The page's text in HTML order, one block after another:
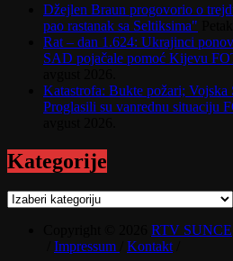
Džejlen Braun progovorio o
pao rastanak sa Seltiksima"
Rat – dan 1.624: Ukrajinci
SAD pojačale pomoć Kijevu
Katastrofa: Bukte požari;
Proglasili su vanrednu situaciju
Kategorije
Kategorije
RTV SUNCE
Impressum Kontakt/